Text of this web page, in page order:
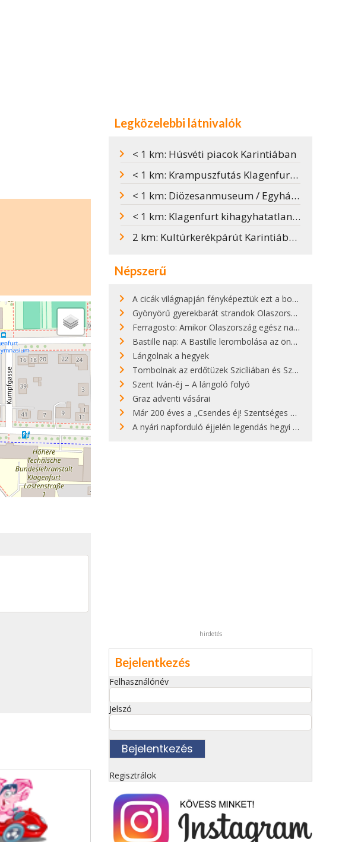
Legközelebbi látnivalók
< 1 km: Húsvéti piacok Karintiában
< 1 km: Krampuszfutás Klagenfurtban
< 1 km: Diözesanmuseum / Egyházmegyei Múzeum
< 1 km: Klagenfurt kihagyhatatlan látnivalói
2 km: Kultúrkerékpárút Karintiában - Kultur.Rad.Weg
Népszerű
A cicák világnapján fényképeztük ezt a bokor alatt hűsölő cicát Kisorosziban
Gyönyörű gyerekbarát strandok Olaszországban - megmutatjuk a 15 legjobbat
Ferragosto: Amikor Olaszország egész nap nyaral
Bastille nap: A Bastille lerombolása az önkényuralom végét jelentette
Lángolnak a hegyek
Tombolnak az erdőtüzek Szicíliában és Szardínián
Szent Iván-éj – A lángoló folyó
Graz adventi vásárai
Már 200 éves a „Csendes éj! Szentséges éj!”
A nyári napforduló éjjelén legendás hegyi tüzek világítják meg Zugspitzét
hirdetés
Bejelentkezés
Felhasználónév
Jelszó
Regisztrálok